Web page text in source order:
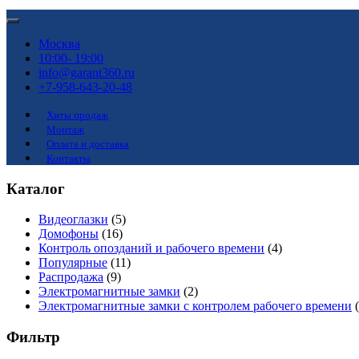
Москва
10:00- 19:00
info@garant360.ru
+7-958-643-20-48
Хиты продаж
Монтаж
Оплата и доставка
Контакты
Каталог
Видеоглазки (5)
Домофоны (16)
Контроль опозданий и рабочего времени (4)
Популярные (11)
Распродажа (9)
Электромагнитные замки (2)
Электромагнитные замки с контролем рабочего времени
Фильтр